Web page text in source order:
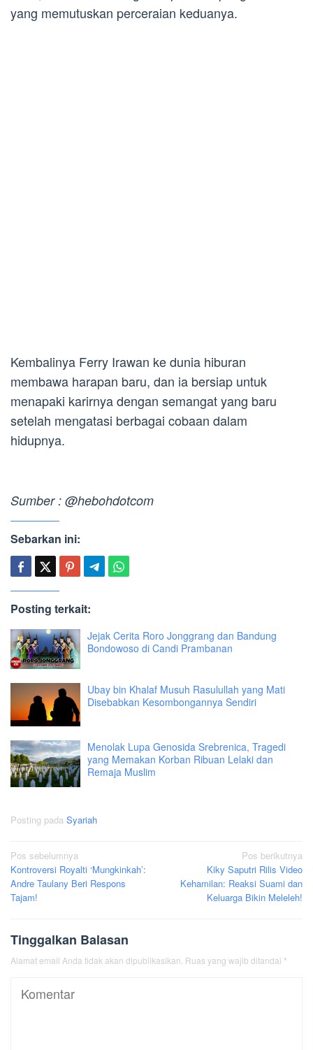
yang memutuskan perceraian keduanya.
Kembalinya Ferry Irawan ke dunia hiburan
membawa harapan baru, dan ia bersiap untuk
menapaki karirnya dengan semangat yang baru
setelah mengatasi berbagai cobaan dalam
hidupnya.
Sumber : @hebohdotcom
Sebarkan ini:
Posting terkait:
Jejak Cerita Roro Jonggrang dan Bandung
Bondowoso di Candi Prambanan
Ubay bin Khalaf Musuh Rasulullah yang Mati
Disebabkan Kesombongannya Sendiri
Menolak Lupa Genosida Srebrenica, Tragedi
yang Memakan Korban Ribuan Lelaki dan
Remaja Muslim
Posting pada Syariah
Navigasi
pos
Pos sebelumnya
Kontroversi Royalti ‘Mungkinkah’:
Andre Taulany Beri Respons
Tajam!
Pos berikutnya
Kiky Saputri Rilis Video
Kehamilan: Reaksi Suami dan
Keluarga Bikin Meleleh!
Tinggalkan Balasan
Alamat email Anda tidak akan dipublikasikan. Ruas yang wajib ditandai *